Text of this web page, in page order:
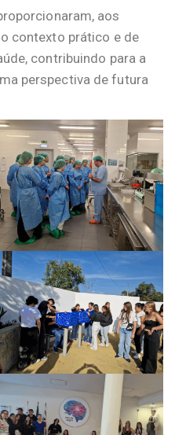
aos
contexto prático e de
contribuindo para a
perspectiva de futura